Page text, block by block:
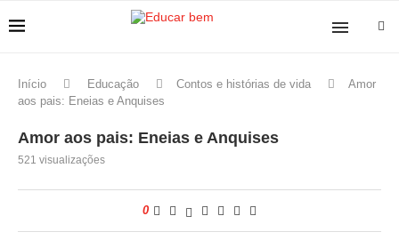
Início Educação Contos e histórias de vida
Amor
aos pais: Eneias e Anquises
Amor aos pais: Eneias e Anquises
521 visualizações
0